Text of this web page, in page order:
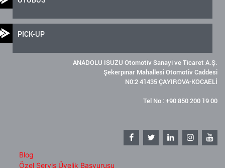
PICK-UP
ANADOLU ISUZU Otomotiv Sanayi ve Ticaret A.Ş.
Şekerpınar Mahallesi Otomotiv Caddesi
N0:2 41435 ÇAYIROVA-KOCAELİ
Tel No : +90 850 200 19 00
Blog
Özel Servis Üyelik Başvurusu